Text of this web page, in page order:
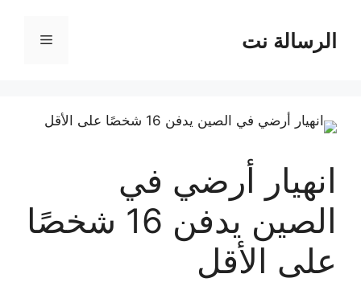
المحتوىالرسالة نت القائمة
انهيار أرضي في
الصين يدفن 16 شخصًا
على الأقل